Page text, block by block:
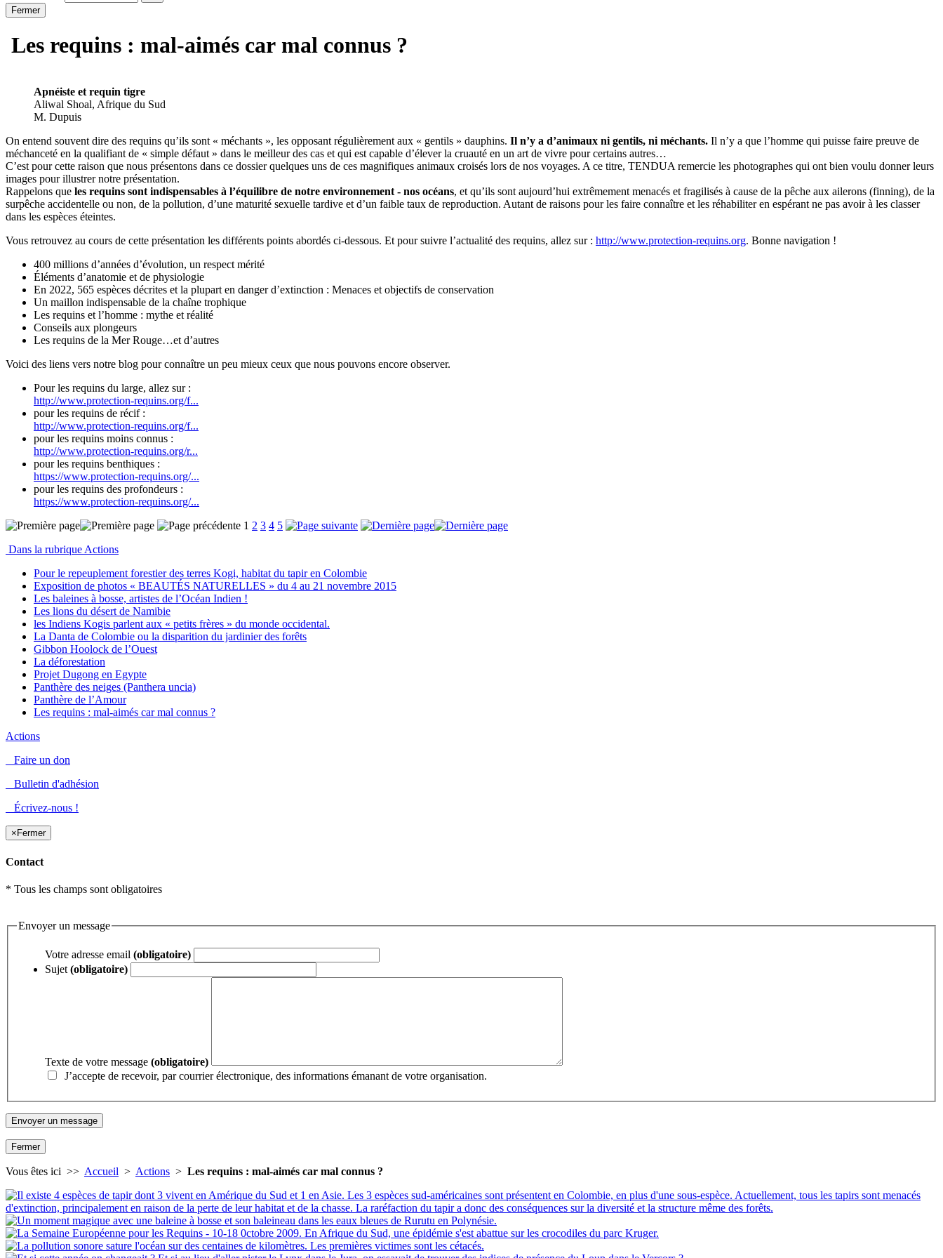
Fermer
Les requins : mal-aimés car mal connus ?
Apnéiste et requin tigre
Aliwal Shoal, Afrique du Sud
M. Dupuis
On entend souvent dire des requins qu’ils sont « méchants », les opposant régulièrement aux « gentils » dauphins. Il n’y a d’animaux ni gentils, ni méchants. Il n’y a que l’homme qui puisse faire preuve de
méchanceté en la qualifiant de « simple défaut » dans le meilleur des cas et qui est capable d’élever la cruauté en un art de vivre pour certains autres…
C’est pour cette raison que nous présentons dans ce dossier quelques uns de ces magnifiques animaux croisés lors de nos voyages. A ce titre, TENDUA remercie les photographes qui ont bien voulu donner leurs
images pour illustrer notre présentation.
Rappelons que les requins sont indispensables à l’équilibre de notre environnement - nos océans, et qu’ils sont aujourd’hui extrêmement menacés et fragilisés à cause de la pêche aux ailerons (finning), de la
surpêche accidentelle ou non, de la pollution, d’une maturité sexuelle tardive et d’un faible taux de reproduction. Autant de raisons pour les faire connaître et les réhabiliter en espérant ne pas avoir à les classer
dans les espèces éteintes.
Vous retrouvez au cours de cette présentation les différents points abordés ci-dessous. Et pour suivre l’actualité des requins, allez sur : http://www.protection-requins.org. Bonne navigation !
400 millions d’années d’évolution, un respect mérité
Éléments d’anatomie et de physiologie
En 2022, 565 espèces décrites et la plupart en danger d’extinction : Menaces et objectifs de conservation
Un maillon indispensable de la chaîne trophique
Les requins et l’homme : mythe et réalité
Conseils aux plongeurs
Les requins de la Mer Rouge…et d’autres
Voici des liens vers notre blog pour connaître un peu mieux ceux que nous pouvons encore observer.
Pour les requins du large, allez sur :
http://www.protection-requins.org/f...
pour les requins de récif :
http://www.protection-requins.org/f...
pour les requins moins connus :
http://www.protection-requins.org/r...
pour les requins benthiques :
https://www.protection-requins.org/...
pour les requins des profondeurs :
https://www.protection-requins.org/...
1 2 3 4 5
Dans la rubrique Actions
Pour le repeuplement forestier des terres Kogi, habitat du tapir en Colombie
Exposition de photos « BEAUTÉS NATURELLES » du 4 au 21 novembre 2015
Les baleines à bosse, artistes de l’Océan Indien !
Les lions du désert de Namibie
les Indiens Kogis parlent aux « petits frères » du monde occidental.
La Danta de Colombie ou la disparition du jardinier des forêts
Gibbon Hoolock de l’Ouest
La déforestation
Projet Dugong en Egypte
Panthère des neiges (Panthera uncia)
Panthère de l’Amour
Les requins : mal-aimés car mal connus ?
Actions
Faire un don
Bulletin d'adhésion
Écrivez-nous !
× Fermer
Contact
* Tous les champs sont obligatoires
Envoyer un message
Votre adresse email (obligatoire)
Sujet (obligatoire)
Texte de votre message (obligatoire)
J’accepte de recevoir, par courrier électronique, des informations émanant de votre organisation.
Fermer
Vous êtes ici >> Accueil > Actions > Les requins : mal-aimés car mal connus ?